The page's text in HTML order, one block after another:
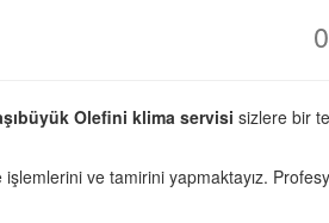
Olefini klima servisi sizlere bir
işlemlerini ve tamirini yapmaktayız.